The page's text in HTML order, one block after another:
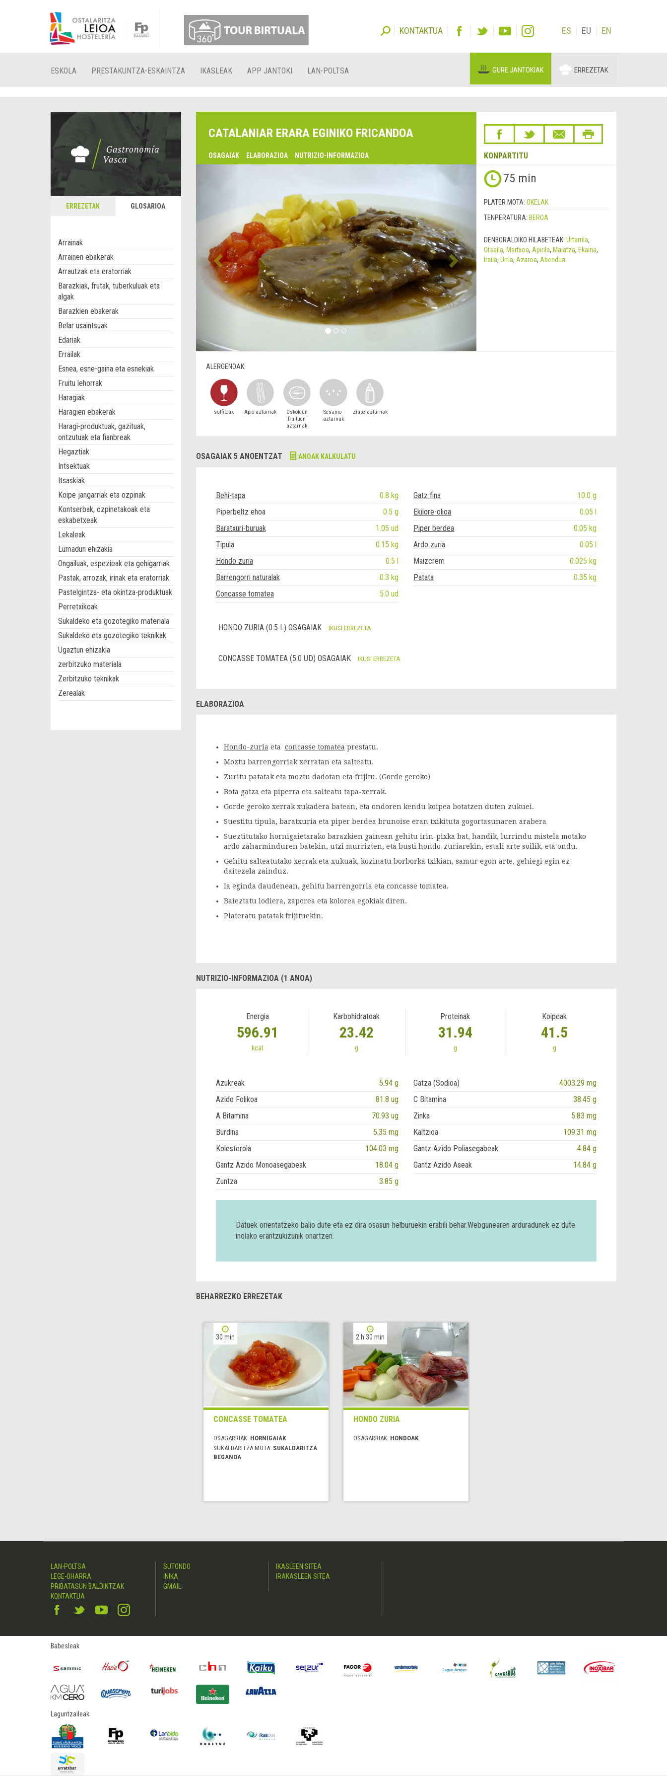
KONTAKTUA ES EU EN
ESKOLA PRESTAKUNTZA-ESKAINTZA IKASLEAK APP JANTOKI LAN-POLTSA GURE JANTOKIAK ERREZETAK
ERREZETAK GLOSARIOA
Arrainak
Arrainen ebakerak
Arrautzak eta eratorriak
Barazkiak, frutak, tuberkuluak eta
algak
Barazkien ebakerak
Belar usaintsuak
Edariak
Errailak
Esnea, esne-gaina eta esnekiak
Fruitu lehorrak
Haragiak
Haragien ebakerak
Haragi-produktuak, gazituak,
ontzutuak eta fianbreak
Hegaztiak
Intsektuak
Itsaskiak
Koipe jangarriak eta ozpinak
Kontserbak, ozpinetakoak eta
eskabetxeak
Lekaleak
Lumadun ehizakia
Ongailuak, espezieak eta gehigarriak
Pastak, arrozak, irinak eta eratorriak
Pastelgintza- eta okintza-produktuak
Perretxikoak
Sukaldeko eta gozotegiko materiala
Sukaldeko eta gozotegiko teknikak
Ugaztun ehizakia
zerbitzuko materiala
Zerbitzuko teknikak
Zerealak
CATALANIAR ERARA EGINIKO FRICANDOA
OSAGAIAK ELABORAZIOA NUTRIZIO-INFORMAZIOA KONPARTITU
Hurrengoa
&rsaquo; 75 min
PLATER MOTA: OKELAK
TENPERATURA: BEROA
DENBORALDIKO HILABETEAK: Urtarrila,
Otsaila, Martxoa, Apirila, Maiatza, Ekaina,
Iraila, Urria, Azaroa, Abendua
ALERGENOAK:
sulfitoak Apio-aztarnak
Oskoldun
fruituen
aztarnak
Sesamo-
aztarnak
Ziape-aztarnak
OSAGAIAK 5 ANOENTZAT ANOAK KALKULATU
Behi-tapa 0.8 kg Gatz fina
10.0 g
Piperbeltz ehoa
0.5 g Ekilore-olioa
0.05 l
Baratxuri-buruak
1.05 ud Piper berdea
0.05 kg
Tipula
0.15 kg Ardo zuria
0.05 l
Hondo zuria
0.5 l Maizcrem
0.025 kg
Barrengorri naturalak
0.3 kg Patata
0.35 kg
Concasse tomatea
5.0 ud
HONDO ZURIA (0.5 L) OSAGAIAK IKUSI ERREZETA
CONCASSE TOMATEA (5.0 UD) OSAGAIAK IKUSI ERREZETA
ELABORAZIOA
Hondo-zuria eta concasse tomatea prestatu.
Moztu barrengorriak xerratan eta salteatu.
Zuritu patatak eta moztu dadotan eta frijitu. (Gorde geroko)
Bota gatza eta piperra eta salteatu tapa-xerrak.
Gorde geroko xerrak xukadera batean, eta ondoren kendu koipea botatzen duten zukuei.
Suestitu tipula, baratxuria eta piper berdea brunoise eran txikituta gogortasunaren arabera
Sueztitutako hornigaietarako barazkien gainean gehitu irin-pixka bat, handik, lurrindu mistela motako
ardo zaharminduren batekin, utzi murrizten, eta busti hondo-zuriarekin, estali arte soilik, eta ondu.
Gehitu salteatutako xerrak eta xukuak, kozinatu borborka txikian, samur egon arte, gehiegi egin ez
daitezela zainduz.
Ia eginda daudenean, gehitu barrengorria eta concasse tomatea.
Baieztatu lodiera, zaporea eta kolorea egokiak diren.
Plateratu patatak frijituekin.
NUTRIZIO-INFORMAZIOA (1 ANOA)
Energia
596.91
kcal
Karbohidratoak
23.42
g
Proteinak
31.94
g
Koipeak
41.5
g
Azukreak 5.94 g Gatza (Sodioa)
4003.29 mg
Azido Folikoa
81.8 ug C Bitamina
38.45 g
A Bitamina
70.93 ug Zinka
5.83 mg
Burdina
5.35 mg Kaltzioa
109.31 mg
Kolesterola
104.03 mg Gantz Azido Poliasegabeak
4.84 g
Gantz Azido Monoasegabeak
18.04 g Gantz Azido Aseak
14.84 g
Zuntza
3.85 g
Datuek orientatzeko balio dute eta ez dira osasun-helburuekin erabili behar.Webgunearen arduradunek ez dute
inolako erantzukizunik onartzen.
BEHARREZKO ERREZETAK
30 min
CONCASSE TOMATEA
OSAGARRIAK: HORNIGAIAK
SUKALDARITZA MOTA: SUKALDARITZA
BEGANOA
2 h 30 min
HONDO ZURIA
OSAGARRIAK: HONDOAK
LAN-POLTSA
LEGE-OHARRA
PRIBATASUN BALDINTZAK
KONTAKTUA
SUTONDO
INIKA
GMAIL
IKASLEEN SITEA
IRAKASLEEN SITEA
Babesleak
Laguntzaileak